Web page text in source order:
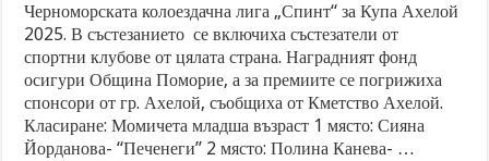
Черноморската колоездачна лига „Спинт“ за Купа Ахелой
2025. В състезанието се включиха състезатели от
спортни клубове от цялата страна. Наградният фонд
осигури Община Поморие, а за премиите се погрижиха
спонсори от гр. Ахелой, съобщиха от Кметство Ахелой.
Класиране: Момичета младша възраст 1 място: Сияна
Йорданова- “Печенеги” 2 място: Полина Канева- …